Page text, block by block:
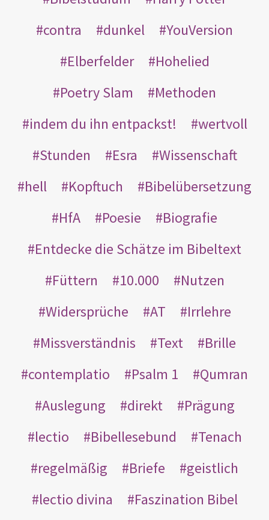
contra
dunkel
YouVersion
Elberfelder
Hohelied
Poetry Slam
Methoden
indem du ihn entpackst!
wertvoll
Stunden
Esra
Wissenschaft
hell
Kopftuch
Bibelübersetzung
HfA
Poesie
Biografie
Entdecke die Schätze im Bibeltext
Füttern
10.000
Nutzen
Widersprüche
AT
Irrlehre
Missverständnis
Text
Brille
contemplatio
Psalm 1
Qumran
Auslegung
direkt
Prägung
lectio
Bibellesebund
Tenach
regelmäßig
Briefe
geistlich
lectio divina
Faszination Bibel